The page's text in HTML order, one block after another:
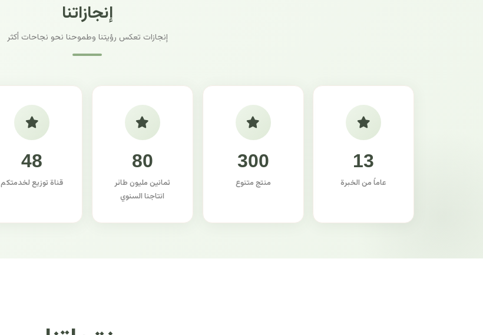
إنجازاتنا
إنجازات تعكس رؤيتنا وطموحنا نحو نجاحات أكثر
13
عاماً من الخبرة
300
منتج متنوع
80
ثمانين مليون طائر
انتاجنا السنوي
48
قناة توزيع لخدمتكم